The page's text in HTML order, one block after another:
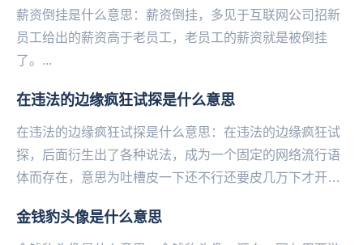
薪资倒挂是什么意思：薪资倒挂，多‌‌‌‌‌‌‌‌见于互联网公司招新
员工给出的薪资高于老员工，老员工的薪资就是被倒挂
了。...
在违法的边缘疯狂试探是什么意思
在违法的边缘疯狂试探是什么意思：在违法的边缘疯狂试
探，后面衍生出了各种说法，成为一个固定的网络流行语
体而存在，意思为吐槽皮一下还不行还要皮几万下才开
缘...
金钱豹头像是什么意思